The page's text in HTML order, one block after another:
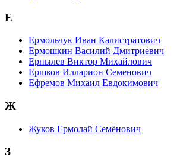
Е
Ермольчук Иван Калистратович
Ермошкин Василий Дмитриевич
Ерпылев Виктор Михайлович
Ершков Илларион Семенович
Ефремов Михаил Евдокимович
Ж
Жуков Ермолай Семёнович
З